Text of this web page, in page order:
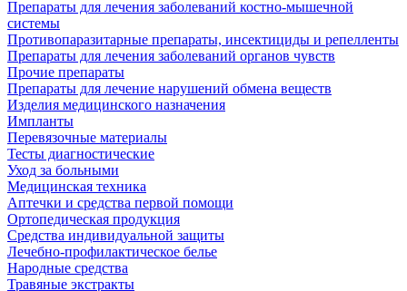
Препараты для лечения заболеваний костно-мышечной
системы
Противопаразитарные препараты, инсектициды и репелленты
Препараты для лечения заболеваний органов чувств
Прочие препараты
Препараты для лечение нарушений обмена веществ
Изделия медицинского назначения
Импланты
Перевязочные материалы
Тесты диагностические
Уход за больными
Медицинская техника
Аптечки и средства первой помощи
Ортопедическая продукция
Средства индивидуальной защиты
Лечебно-профилактическое белье
Народные средства
Травяные экстракты